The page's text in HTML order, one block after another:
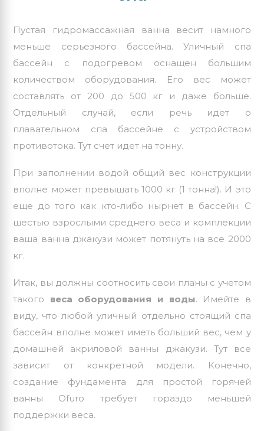
Пустая гидромассажная ванна весит намного
меньше серьезного бассейна.Уличный спа
бассейн с подогревом оснащен большим
количеством оборудования. Его вес может
составлять от 200 до 500 кг и даже больше.
Отдельный случай, если речь идет о
плавательном спа бассейне с устройством
противотока. Тут счет идет на тонну.
При заполнении водой общий вес конструкции
вполне может превышать 1000 кг (1 тонна!). И это
еще до того как кто-либо нырнет в бассейн. С
шестью взрослыми среднего веса и комплекции
ваша ванна джакузи может потянуть на все 2000
кг.
Итак, вы должны соотносить свои планы с учетом
такого веса оборудования и воды. Имейте в
виду, что любой уличный отдельно стоящий спа
бассейн вполне может иметь больший вес, чем у
домашней акриловой ванны джакузи. Тут все
зависит от конкретной модели. Конечно,
создание фундамента для простой горячей
ванны Ofuro требует гораздо меньшей
поддержки веса.